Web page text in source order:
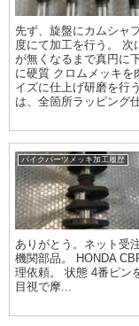
先ず、旋盤にカムシャ
度にて加工を行う。 次
が無くなるまで真円に
に硬質 クロムメッキを
イズに仕上げ研磨を行
は、全箇所ラッピング
バイクパーツメッキ加工履歴
ありがとう。ネット受
機関部品。 HONDA
理依頼。 状態 4番ピン
目視で摩...